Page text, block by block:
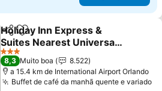
PartilharAdicionar aos favoritos
Holiday Inn Express &
Suites Nearest Universal
Orlando By Ihg
3 Estrelas
8,3 Muito boa
8.522
a 15.4 km de International Airport Orlando
Buffet de café da manhã quente e variado